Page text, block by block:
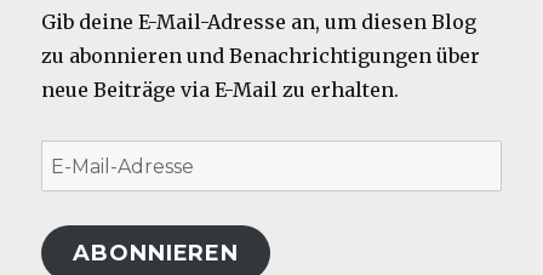
Gib deine E-Mail-Adresse an, um diesen Blog
zu abonnieren und Benachrichtigungen über
neue Beiträge via E-Mail zu erhalten.
E-
Mail-
Adresse
ABONNIEREN